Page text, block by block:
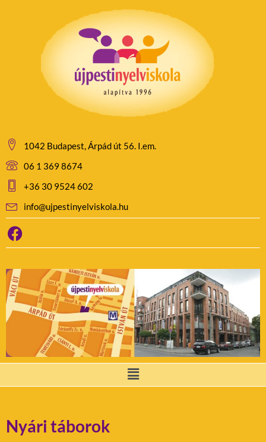
1042 Budapest, Árpád út 56. I.em.
06 1 369 8674
+36 30 9524 602
info@ujpestinyelviskola.hu
Nyári táborok